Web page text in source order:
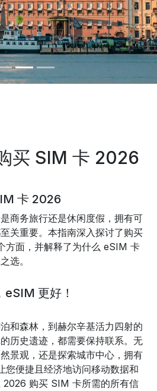
买 SIM 卡 2026
卡 2026
商务旅行还是休闲度假，拥有可
关重要。本指南深入探讨了购买
方面，并解释了为什么 eSIM 卡
选。
更好！
和森林，到赫尔辛基活力四射的
历史遗迹，都需要保持联系。无
景观，还是探索城市中心，拥有
您便捷且经济地访问移动数据和
2026 购买 SIM 卡所需的所有信